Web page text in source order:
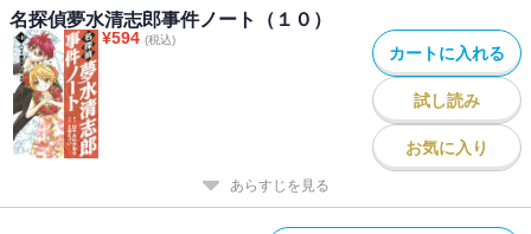
名探偵夢水清志郎事件ノート（１０）
¥594 (税込)
カートに入れる
試し読み
お気に入り
あらすじを見る